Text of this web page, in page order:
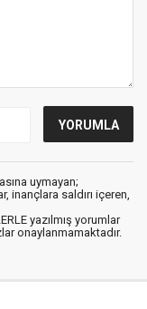
uymayan;
inançlara saldırı içeren,
yazılmış yorumlar
onaylanmamaktadır.